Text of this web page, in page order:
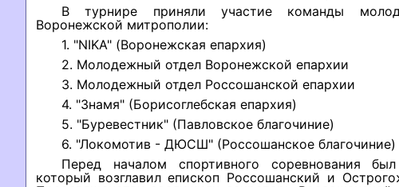
В турнире приняли участие команды
Воронежской митрополии:
1. "NIKA" (Воронежская епархия)
2. Молодежный отдел Воронежской епархии
3. Молодежный отдел Россошанской епархии
4. "Знамя" (Борисоглебская епархия)
5. "Буревестник" (Павловское благочиние)
6. "Локомотив - ДЮСШ" (Россошанское благочиние)
Перед началом спортивного соревнования
который возглавил епископ Россошанский и